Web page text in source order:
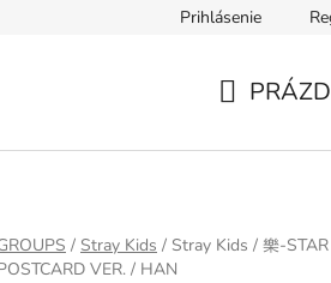
Prihlásenie
/ Stray Kids / Stray Kids / 樂-
VER. / HAN